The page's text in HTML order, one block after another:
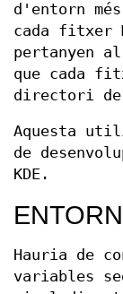
d'entorn
cada fitxer
pertanyen
que cada
directori de
Aquesta
de
KDE.
ENTORN
Hauria de
variables